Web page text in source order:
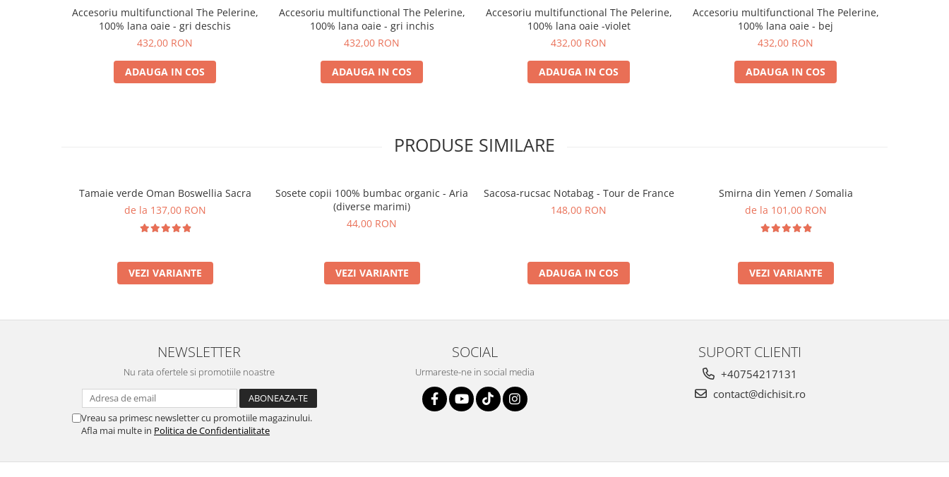
Accesoriu multifunctional The Pelerine,
100% lana oaie - gri deschis
432,00 RON
ADAUGA IN COS
Accesoriu multifunctional The Pelerine,
100% lana oaie - gri inchis
432,00 RON
ADAUGA IN COS
Accesoriu multifunctional The Pelerine,
100% lana oaie -violet
432,00 RON
ADAUGA IN COS
Accesoriu multifunctional The Pelerine,
100% lana oaie - bej
432,00 RON
ADAUGA IN COS
PRODUSE SIMILARE
Tamaie verde Oman Boswellia Sacra
de la 137,00 RON
VEZI VARIANTE
Sosete copii 100% bumbac organic - Aria
(diverse marimi)
44,00 RON
VEZI VARIANTE
Sacosa-rucsac Notabag - Tour de France
148,00 RON
ADAUGA IN COS
Smirna din Yemen / Somalia
de la 101,00 RON
VEZI VARIANTE
NEWSLETTER
Nu rata ofertele si promotiile noastre
Vreau sa primesc newsletter cu promotiile magazinului.
Afla mai multe in Politica de Confidentialitate
SOCIAL
Urmareste-ne in social media
SUPORT CLIENTI
+40754217131
contact@dichisit.ro